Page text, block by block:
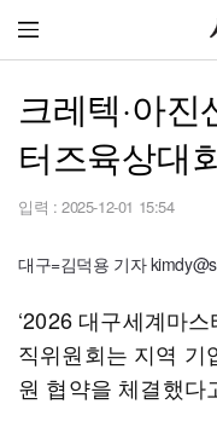
크레텍·아
터즈육상대
입력 : 2025-12-01 15:54
대구=김덕용 기자
‘2026 대구세계마
직위원회는 지역 기
원 협약을 체결했다